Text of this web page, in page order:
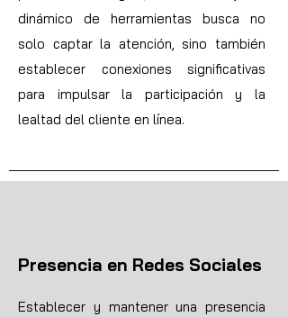
dinámico de herramientas busca no
solo captar la atención, sino también
establecer conexiones significativas
para impulsar la participación y la
lealtad del cliente en línea.
Presencia en Redes Sociales
Establecer y mantener una presencia